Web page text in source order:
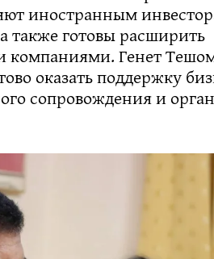
иностранным
также готовы расширить
компаниями. Генет
оказать поддержку
сопровождения и